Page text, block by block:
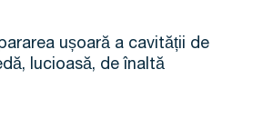
ușoară a cavității de
lucioasă, de înaltă